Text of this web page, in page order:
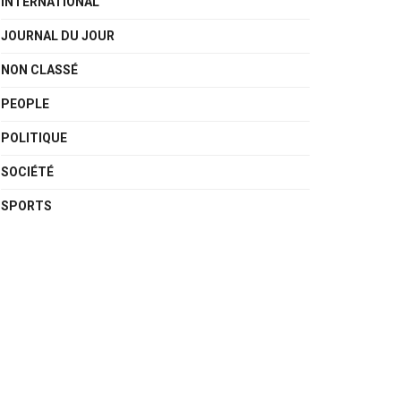
JOURNAL DU JOUR
NON CLASSÉ
PEOPLE
POLITIQUE
SOCIÉTÉ
SPORTS